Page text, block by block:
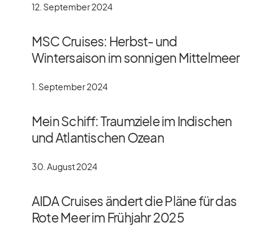
12. September 2024
MSC Cruises: Herbst- und
Wintersaison im sonnigen Mittelmeer
1. September 2024
Mein Schiff: Traumziele im Indischen
und Atlantischen Ozean
30. August 2024
AIDA Cruises ändert die Pläne für das
Rote Meer im Frühjahr 2025